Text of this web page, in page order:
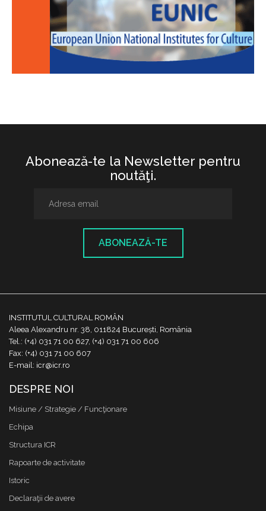
Abonează-te la Newsletter pentru
noutăţi.
ABONEAZĂ-TE
INSTITUTUL CULTURAL ROMÂN
Aleea Alexandru nr. 38, 011824 București, România
Tel.: (+4) 031 71 00 627, (+4) 031 71 00 606
Fax: (+4) 031 71 00 607
E-mail: icr@icr.ro
DESPRE NOI
Misiune / Strategie / Funcţionare
Echipa
Structura ICR
Rapoarte de activitate
Istoric
Declaraţii de avere